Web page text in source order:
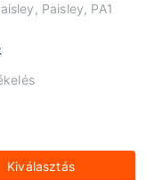
Paisley, PA1
Kiválasztás